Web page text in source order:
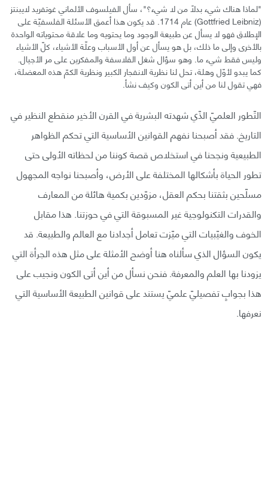
"لماذا هناك شيء بدلًا من لا شيء؟"، سأل الفيلسوف الألماني غوتفريد لايبنتز
(Gottfried Leibniz) عام 1714. قد يكون هذا أعمق الأسئلة الفلسفيّة على
الإطلاق فهو لا يسأل عن طبيعة الوجود وما يحتويه وما علاقة محتوياته الواحدة
بالأخرى وإلى ما ذلك، بل هو يسأل عن أول الأسباب وعلّة الأشياء، كلّ الأشياء
وليس فقط شيء ما. وهو سؤال شغل الفلاسفة والمفكرين على مر الأجيال.
كما يبدو لأوّل وهلة، تحل لنا نظرية الانفجار الكبير ونظرية الكمّ هذه المعضلة،
فهي تقول لنا من أين أتى الكون وكيف نشأ.
التّطور العلميّ الذّي شهدته البشرية في القرن الأخير منقطع النظير في
التاريخ. فقد أصبحنا نفهم القوانين الأساسية التي تحكم الظواهر
الطبيعية ونجحنا في استخلاص قصة كوننا من لحظاته الأولى حتى
تطور الحياة بأشكالها المختلفة على الأرض، وأصبحنا نواجه المجهول
مسلّحين بثقتنا بحكم العقل، مزوّدين بكمية هائلة من المعارف
والقدرات التكنولوجية غير المسبوقة التي في حوزتنا. هذا مقابل
الخوف والغيّبيات التي ميّزت تعامل أجدادنا مع العالم والطبيعة. قد
يكون السؤال الذي سألناه هنا أوضح الأمثلة على مثل هذه الجرأة التي
يزودنا بها العلم والمعرفة. فنحن نسأل من أين أتى الكون ونجيب على
هذا بجوابٍ تفصيليّ علميّ يستند على قوانين الطبيعة الأساسية التي
نعرفها.